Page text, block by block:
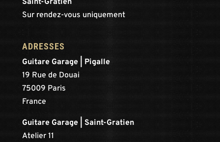
Sur rendez-vous uniquement
ADRESSES
Guitare Garage | Pigalle
19 Rue de Douai
75009 Paris
France
Guitare Garage | Saint-Gratien
Atelier 11